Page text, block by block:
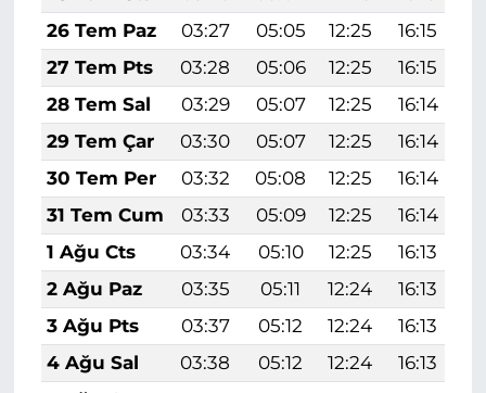
26 Tem Paz
03:27 05:05 12:25 16:15
27 Tem Pts
03:28 05:06 12:25 16:15
28 Tem Sal
03:29 05:07 12:25 16:14
29 Tem Çar
03:30 05:07 12:25 16:14
30 Tem Per
03:32 05:08 12:25 16:14
31 Tem Cum
03:33 05:09 12:25 16:14
1 Ağu Cts
03:34 05:10 12:25 16:13
2 Ağu Paz
03:35 05:11 12:24 16:13
3 Ağu Pts
03:37 05:12 12:24 16:13
4 Ağu Sal
03:38 05:12 12:24 16:13